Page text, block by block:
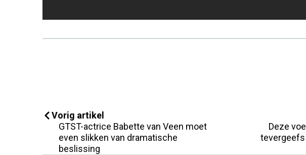
Vorig artikel
GTST-actrice Babette van Veen moet
even slikken van dramatische
beslissing
Deze